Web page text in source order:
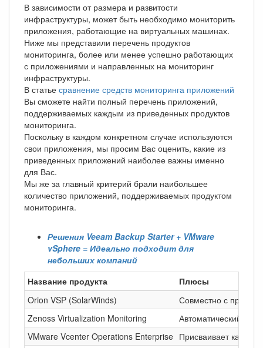
В зависимости от размера и развитости
инфраструктуры, может быть необходимо мониторить
приложения, работающие на виртуальных машинах.
Ниже мы представили перечень продуктов
мониторинга, более или менее успешно работающих
с приложениями и направленных на мониторинг
инфраструктуры.
В статье сравнение средств мониторинга приложений
Вы сможете найти полный перечень приложений,
поддерживаемых каждым из приведенных продуктов
мониторинга.
Поскольку в каждом конкретном случае используются
свои приложения, мы просим Вас оценить, какие из
приведенных приложений наиболее важны именно
для Вас.
Мы же за главный критерий брали наибольшее
количество приложений, поддерживаемых продуктом
мониторинга.
Решения Veeam Backup Starter + VMware
vSphere = Идеально подходит для
небольших компаний
Название продукта
Плюсы
Orion VSP (SolarWinds)
Совместно с
Zenoss Virtualization Monitoring
Автоматический
VMware Vcenter Operations Enterprise Присваивает